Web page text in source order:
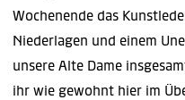
Wochenende das
Niederlagen und einem
unsere Alte Dame
ihr wie gewohnt hier im